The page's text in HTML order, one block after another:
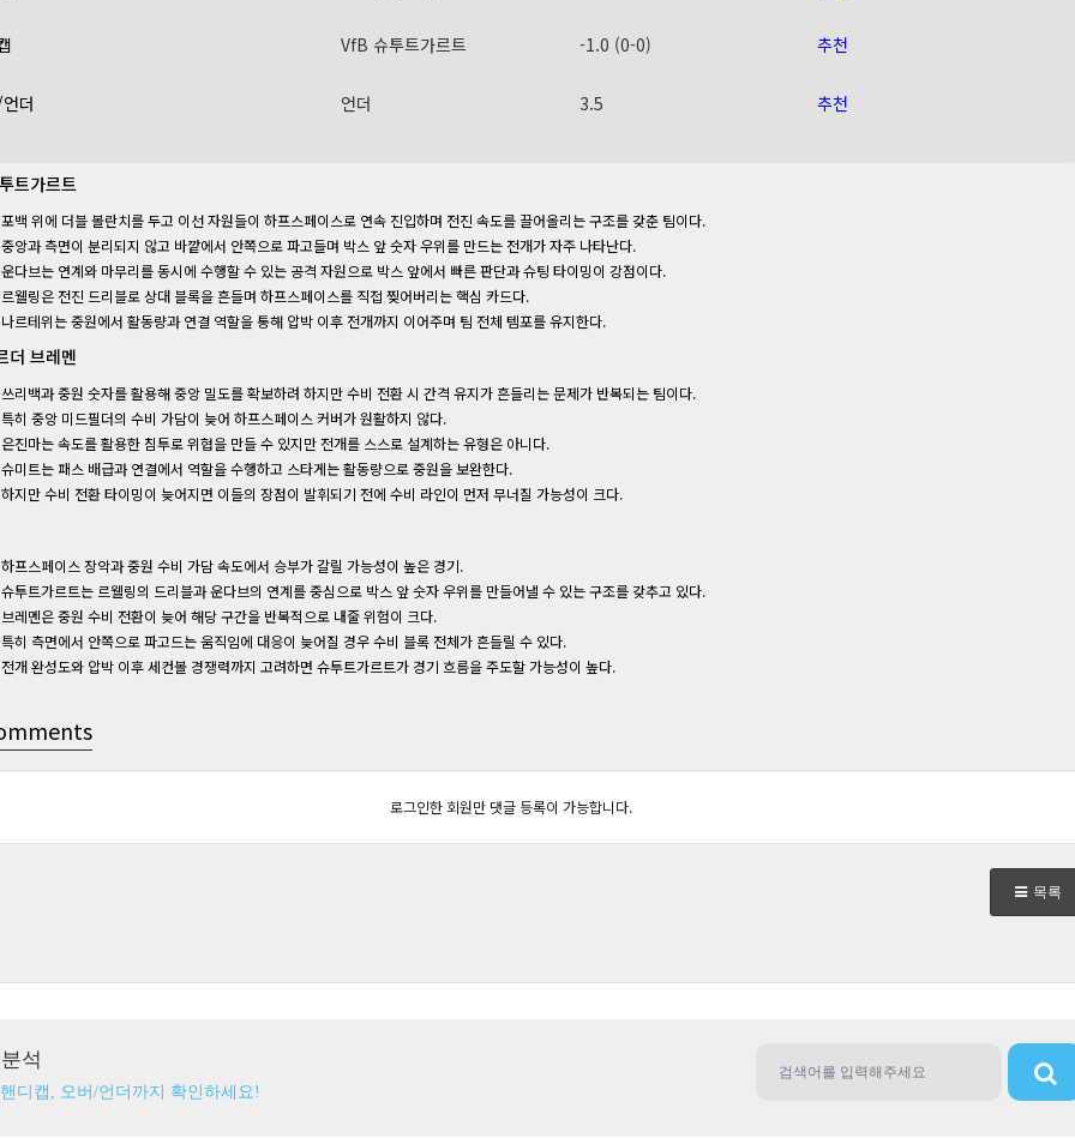
VfB 슈투트가르트 -1.0 (0-0) 추천
더 언더 3.5 추천
트가르트
포백 위에 더블 볼란치를 두고 이선 자원들이 하프스페이스로 연속 진입하며 전진 속도를 끌어올리는 구조를 갖춘 팀이다.
중앙과 측면이 분리되지 않고 바깥에서 안쪽으로 파고들며 박스 앞 숫자 우위를 만드는 전개가 자주 나타난다.
운다브는 연계와 마무리를 동시에 수행할 수 있는 공격 자원으로 박스 앞에서 빠른 판단과 슈팅 타이밍이 강점이다.
르웰링은 전진 드리블로 상대 블록을 흔들며 하프스페이스를 직접 찢어버리는 핵심 카드다.
나르테위는 중원에서 활동량과 연결 역할을 통해 압박 이후 전개까지 이어주며 팀 전체 템포를 유지한다.
더 브레멘
쓰리백과 중원 숫자를 활용해 중앙 밀도를 확보하려 하지만 수비 전환 시 간격 유지가 흔들리는 문제가 반복되는 팀이다.
특히 중앙 미드필더의 수비 가담이 늦어 하프스페이스 커버가 원활하지 않다.
은진마는 속도를 활용한 침투로 위협을 만들 수 있지만 전개를 스스로 설계하는 유형은 아니다.
슈미트는 패스 배급과 연결에서 역할을 수행하고 스타게는 활동량으로 중원을 보완한다.
하지만 수비 전환 타이밍이 늦어지면 이들의 장점이 발휘되기 전에 수비 라인이 먼저 무너질 가능성이 크다.
하프스페이스 장악과 중원 수비 가담 속도에서 승부가 갈릴 가능성이 높은 경기.
슈투트가르트는 르웰링의 드리블과 운다브의 연계를 중심으로 박스 앞 숫자 우위를 만들어낼 수 있는 구조를 갖추고 있다.
브레멘은 중원 수비 전환이 늦어 해당 구간을 반복적으로 내줄 위험이 크다.
특히 측면에서 안쪽으로 파고드는 움직임에 대응이 늦어질 경우 수비 블록 전체가 흔들릴 수 있다.
전개 완성도와 압박 이후 세컨볼 경쟁력까지 고려하면 슈투트가르트가 경기 흐름을 주도할 가능성이 높다.
로그인한 회원만 댓글 등록이 가능합니다.
목록
석
디캡, 오버/언더까지 확인하세요!